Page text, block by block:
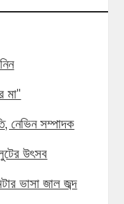
মা"
নেভিন সম্পাদক
উৎসব
ভাসা জাল জব্দ